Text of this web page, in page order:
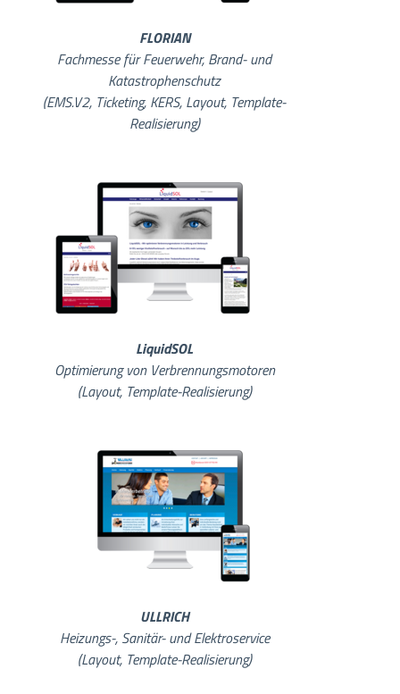
FLORIAN
Fachmesse für Feuerwehr, Brand- und
Katastrophenschutz
(EMS.V2, Ticketing, KERS, Layout, Template-
Realisierung)
LiquidSOL
Optimierung von Verbrennungsmotoren
(Layout, Template-Realisierung)
ULLRICH
Heizungs-, Sanitär- und Elektroservice
(Layout, Template-Realisierung)